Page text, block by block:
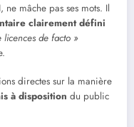
mâche pas ses mots. Il
clairement défini
licences de facto »
directes sur la manière
à disposition du public